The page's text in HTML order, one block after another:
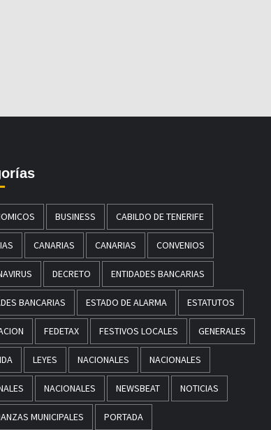
BUSINESS CABILDO DE TENERIFE
CANARIAS CANARIAS CONVENIOS
DECRETO ENTIDADES BANCARIAS
BANCARIAS ESTADO DE ALARMA ESTATUTOS
FEDETAX FESTIVOS LOCALES GENERALES
LEYES NACIONALES NACIONALES
NACIONALES NEWSBEAT NOTICIAS
MUNICIPALES PORTADA